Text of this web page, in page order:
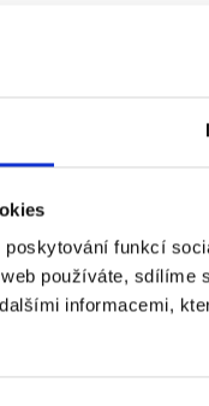
poskytování funkcí
používáte,
informacemi,
Specifikace
3000-6000Ka